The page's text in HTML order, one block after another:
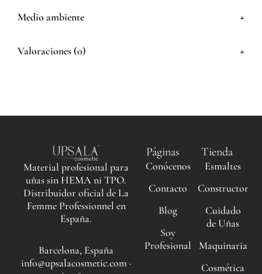
Medio ambiente +
Valoraciones (0) +
Material profesional para
uñas sin HEMA ni TPO.
Distribuidor oficial de La
Femme Professionnel en
España.
Barcelona, España
info@upsalacosmetic.com ·
Páginas
Conócenos
Contacto
Blog
Soy
Profesional
Tienda
Esmaltes
Constructor
Cuidado
de Uñas
Maquinaria
Cosmética